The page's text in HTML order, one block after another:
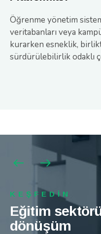
Öğrenme yönetim
veritabanları veya
kurarken esneklik,
sürdürülebilirlik odaklı
KEŞFEDİN
Eğitim
dönüşüm
KEŞFEDİN
Eğitim
dönüşüm
KEŞFEDİN
Eğitim
dönüşüm